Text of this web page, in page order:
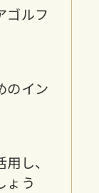
ゴルフ
のイン
し、
ょう